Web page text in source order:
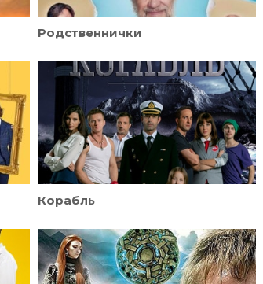
Родственнички
Корабль